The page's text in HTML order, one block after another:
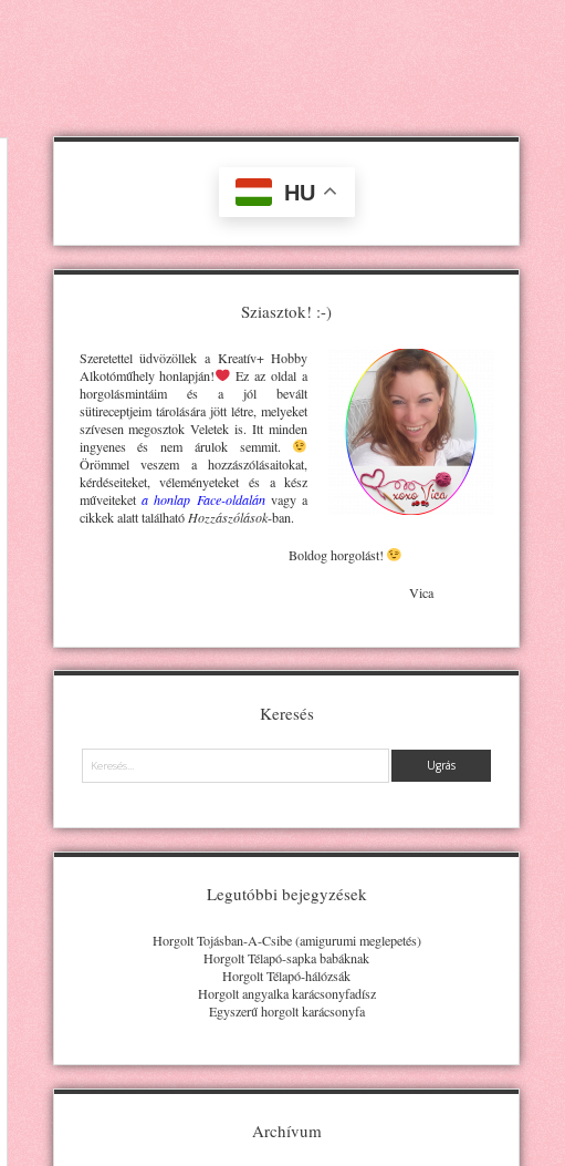
HU
Sziasztok! :-)
Szeretettel üdvözöllek a Kreatív+ Hobby
Alkotóműhelyhonlapján!
Ez az oldal a
horgolásmintáim és a jól bevált
sütireceptjeim tárolására jött létre, melyeket
szívesen megosztok Veletek is. Itt minden
ingyenes és nem árulok semmit.
Örömmel veszem a hozzászólásaitokat,
kérdéseiteket, véleményeteket és a kész
műveiteket a honlap Face-oldalánvagy a
cikkek alatt található Hozzászólások-ban.
Boldog horgolást!
Vica
Keresés
Keresés
Legutóbbi bejegyzések
Horgolt Tojásban-A-Csibe (amigurumi meglepetés)
Horgolt Télapó-sapka babáknak
Horgolt Télapó-hálózsák
Horgolt angyalka karácsonyfadísz
Egyszerű horgolt karácsonyfa
Archívum